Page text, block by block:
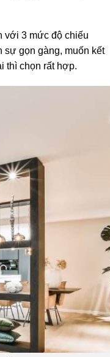
với 3 mức độ chiếu
sự gọn gàng, muốn kết
thì chọn rất hợp.